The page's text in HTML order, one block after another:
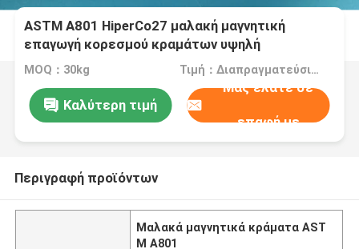
ASTM A801 HiperCo27 μαλακή μαγνητική
επαγωγή κορεσμού κραμάτων υψηλή
MOQ：30kg Τιμή：Διαπραγματεύσιμα
Καλύτερη τιμή
Μας ελάτε σε
επαφή με
Περιγραφή προϊόντων
Μαλακά μαγνητικά κράματα AST
M A801